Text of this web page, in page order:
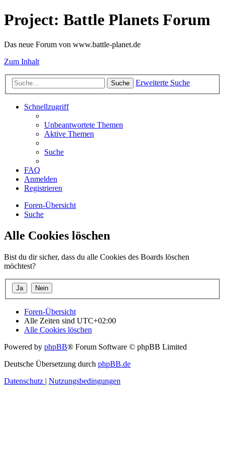
Project: Battle Planets Forum
Das neue Forum von www.battle-planet.de
Zum Inhalt
Suche Erweiterte Suche
Schnellzugriff
Unbeantwortete Themen
Aktive Themen
Suche
FAQ
Anmelden
Registrieren
Foren-Übersicht
Suche
Alle Cookies löschen
Bist du dir sicher, dass du alle Cookies des Boards löschen
möchtest?
Foren-Übersicht
Alle Zeiten sind UTC+02:00
Alle Cookies löschen
Powered by phpBB® Forum Software © phpBB Limited
Deutsche Übersetzung durch phpBB.de
Datenschutz | Nutzungsbedingungen